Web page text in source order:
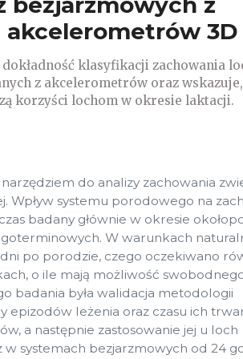
3D
klasyfikacji zachowania
z akcelerometrów oraz
korzyści lochom w okresie laktacji.
do analizy zachowania
Wpływ systemu porodowego na
badany głównie w okresie
W warunkach
po porodzie, czego oczekiwano
o ile mają możliwość
badania była walidacja metodologii
epizodów leżenia oraz czasu ich
a następnie zastosowanie jej u loch
systemach bezjarzmowych od 24